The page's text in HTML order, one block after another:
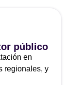
público
en
regionales, y